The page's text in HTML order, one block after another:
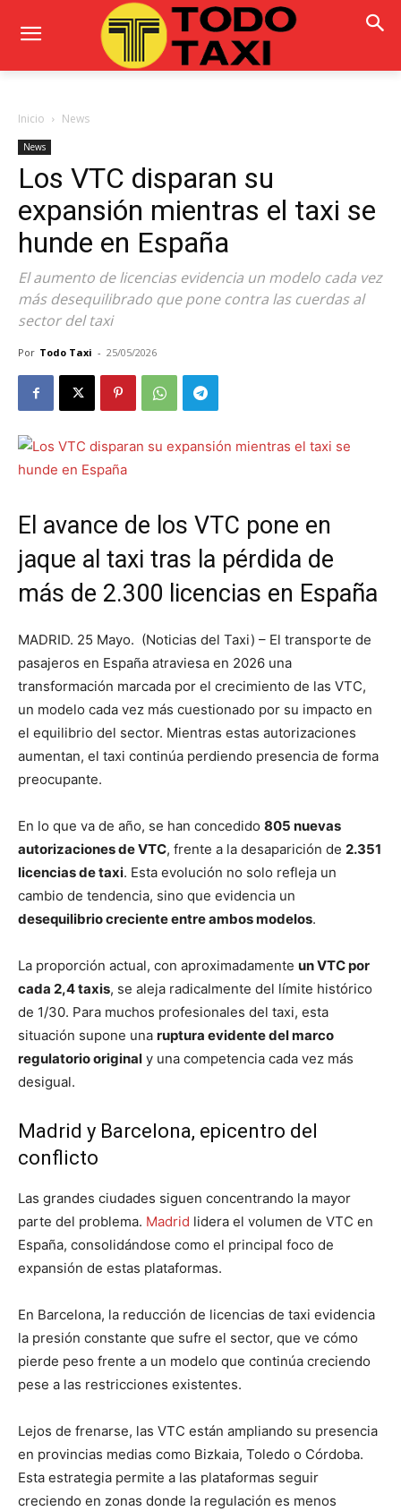
Inicio News
News
Los VTC disparan su
expansión mientras el taxi se
hunde en España
El aumento de licencias evidencia un modelo cada vez
más desequilibrado que pone contra las cuerdas al
sector del taxi
Por Todo Taxi - 25/05/2026
El avance de los VTC pone en
jaque al taxi tras la pérdida de
más de 2.300 licencias en España
MADRID. 25 Mayo. (Noticias del Taxi) – El transporte de
pasajeros en España atraviesa en 2026 una
transformación marcada por el crecimiento de las VTC,
un modelo cada vez más cuestionado por su impacto en
el equilibrio del sector. Mientras estas autorizaciones
aumentan, el taxi continúa perdiendo presencia de forma
preocupante.
En lo que va de año, se han concedido 805 nuevas
autorizaciones de VTC, frente a la desaparición de 2.351
licencias de taxi. Esta evolución no solo refleja un
cambio de tendencia, sino que evidencia un
desequilibrio creciente entre ambos modelos.
La proporción actual, con aproximadamente un VTC por
cada 2,4 taxis, se aleja radicalmente del límite histórico
de 1/30. Para muchos profesionales del taxi, esta
situación supone una ruptura evidente del marco
regulatorio original y una competencia cada vez más
desigual.
Madrid y Barcelona, epicentro del
conflicto
Las grandes ciudades siguen concentrando la mayor
parte del problema. Madrid lidera el volumen de VTC en
España, consolidándose como el principal foco de
expansión de estas plataformas.
En Barcelona, la reducción de licencias de taxi evidencia
la presión constante que sufre el sector, que ve cómo
pierde peso frente a un modelo que continúa creciendo
pese a las restricciones existentes.
Lejos de frenarse, las VTC están ampliando su presencia
en provincias medias como Bizkaia, Toledo o Córdoba.
Esta estrategia permite a las plataformas seguir
creciendo en zonas donde la regulación es menos